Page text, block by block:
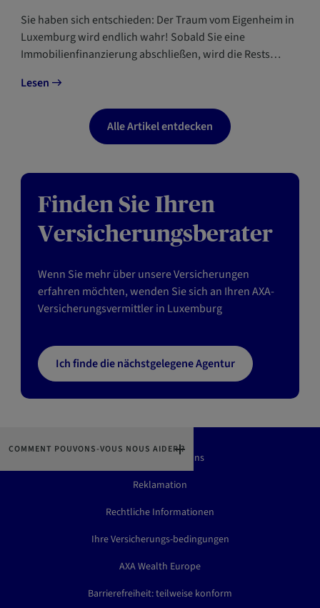
Sie haben sich entschieden: Der Traum vom Eigenheim in
Luxemburg wird endlich wahr! Sobald Sie eine
Immobilienfinanzierung abschließen, wird die Rests…
Lesen
Alle Artikel entdecken
Finden Sie Ihren
Versicherungsberater
Wenn Sie mehr über unsere Versicherungen
erfahren möchten, wenden Sie sich an Ihren AXA-
Versicherungsvermittler in Luxemburg
Ich finde die nächstgelegene Agentur
COMMENT POUVONS-VOUS NOUS AIDER ?
Kontaktieren Sie Uns
Reklamation
Rechtliche Informationen
Ihre Versicherungs-bedingungen
AXA Wealth Europe
Barrierefreiheit: teilweise konform